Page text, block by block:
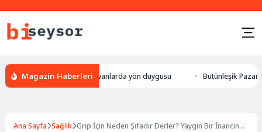
Magazin Haberleri
yön bulması, hayvanlarda yön duygusu Bütünleşik Pazarlama:
Ana Sayfa Sağlık Grip İçin Neden Şifadır Derler? Yaygın Bir İnancın